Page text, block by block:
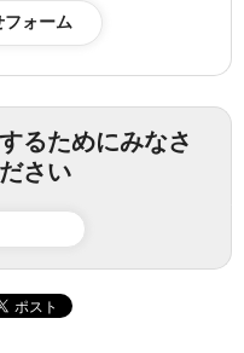
るためにみなさ
さい